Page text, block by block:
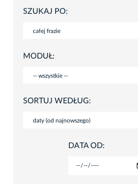
SZUKAJ PO:
MODUŁ:
SORTUJ WEDŁUG:
DATA OD: